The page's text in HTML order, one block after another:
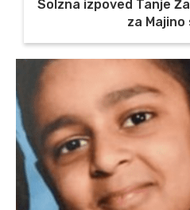
Solzna izpoved Tanje
za Majino